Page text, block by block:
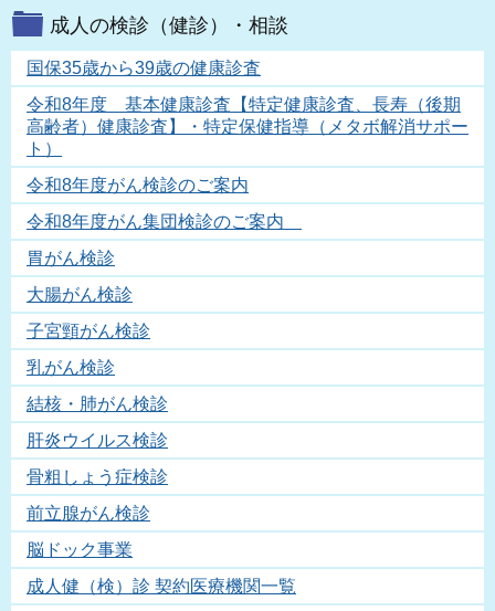
成人の検診（健診）・相談
国保35歳から39歳の健康診査
令和8年度 基本健康診査【特定健康診査、長寿（後期
高齢者）健康診査】・特定保健指導（メタボ解消サポー
ト）
令和8年度がん検診のご案内
令和8年度がん集団検診のご案内
胃がん検診
大腸がん検診
子宮頸がん検診
乳がん検診
結核・肺がん検診
肝炎ウイルス検診
骨粗しょう症検診
前立腺がん検診
脳ドック事業
成人健（検）診 契約医療機関一覧